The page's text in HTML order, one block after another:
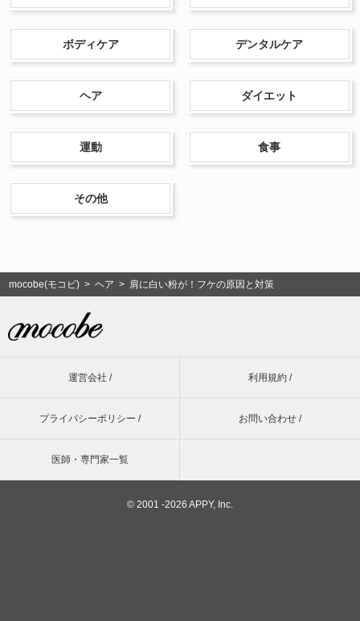
ボディケア デンタルケア
ヘア ダイエット
運動 食事
その他
mocobe(モコビ) >ヘア > 肩に白い粉が！フケの原因と対策
運営会社 / 利用規約 /
プライバシーポリシー / お問い合わせ /
医師・専門家一覧
© 2001 -2026 APPY, Inc.